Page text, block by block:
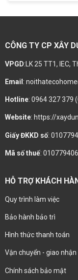
CÔNG TY CP XÂY
VPGD:LK 25 TT1, IEC,
Email :
Hotline: 0964 327 379
Website: https://
Giấy ĐKKD số:
Mã số thuế:
HỖ TRỢ KHÁCH
Quy trình làm việc
Bảo hành bảo trì
Hình thức thanh toán
Vận chuyển - giao nhận
Chính sách bảo mật